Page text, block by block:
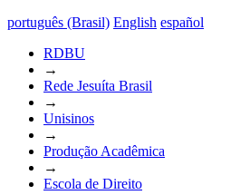
português (Brasil) English español
RDBU
→
Rede Jesuíta Brasil
→
Unisinos
→
Produção Acadêmica
→
Escola de Direito